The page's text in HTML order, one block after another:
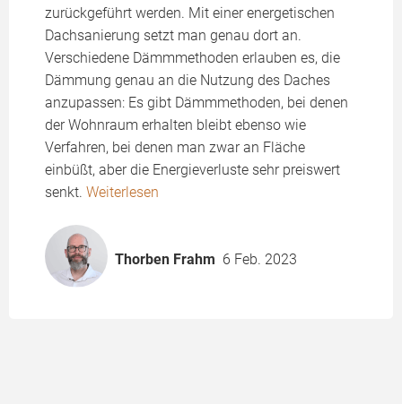
zurückgeführt werden. Mit einer energetischen
Dachsanierung setzt man genau dort an.
Verschiedene Dämmmethoden erlauben es, die
Dämmung genau an die Nutzung des Daches
anzupassen: Es gibt Dämmmethoden, bei denen
der Wohnraum erhalten bleibt ebenso wie
Verfahren, bei denen man zwar an Fläche
einbüßt, aber die Energieverluste sehr preiswert
senkt. Weiterlesen
Thorben Frahm 6 Feb. 2023